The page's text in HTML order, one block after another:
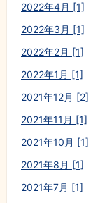
2022年4月 [1]
2022年3月 [1]
2022年2月 [1]
2022年1月 [1]
2021年12月 [2]
2021年11月 [1]
2021年10月 [1]
2021年8月 [1]
2021年7月 [1]